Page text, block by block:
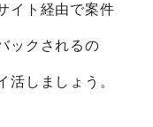
イト経由で案件
ックされるの
活しましょう。